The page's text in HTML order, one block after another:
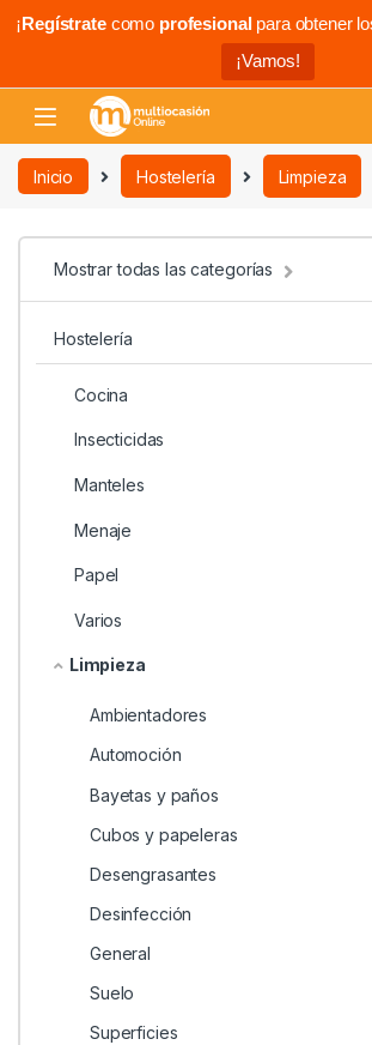
¡Regístratecomo profesionalpara obtener
¡Vamos!
Inicio Hostelería Limpieza
Mostrar todas las categorías
Hostelería
Cocina
Insecticidas
Manteles
Menaje
Papel
Varios
Limpieza
Ambientadores
Automoción
Bayetas y paños
Cubos y papeleras
Desengrasantes
Desinfección
General
Suelo
Superficies